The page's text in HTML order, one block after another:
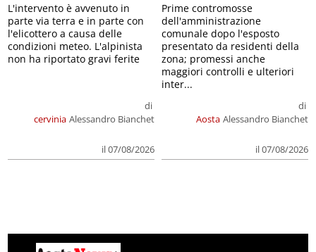
cervinia
di
Alessandro Bianchet
il 07/08/2026
L'intervento è avvenuto in
parte via terra e in parte con
l'elicottero a causa delle
condizioni meteo. L'alpinista
non ha riportato gravi ferite
Aosta
di
Alessandro Bianchet
il 07/08/2026
Prime contromosse
dell'amministrazione
comunale dopo l'esposto
presentato da residenti della
zona; promessi anche
maggiori controlli e ulteriori
inter...